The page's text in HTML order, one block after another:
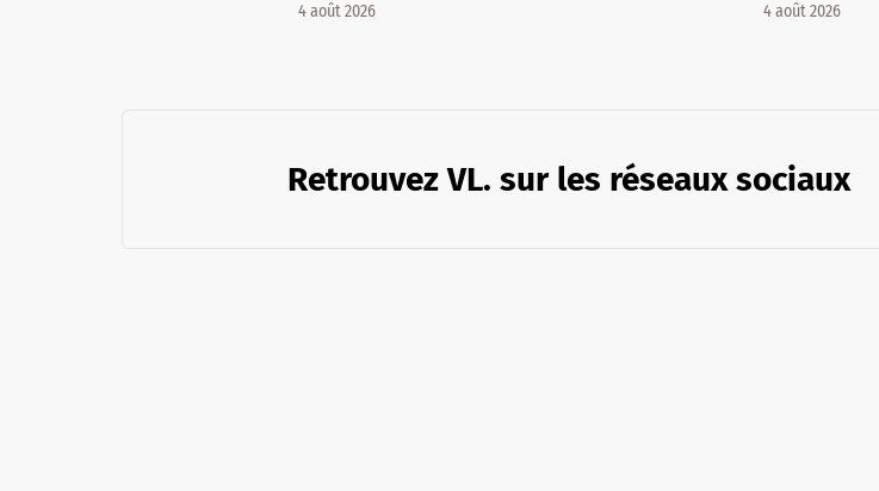
4 août 2026 4 août 2026
Retrouvez VL. sur les réseaux sociaux